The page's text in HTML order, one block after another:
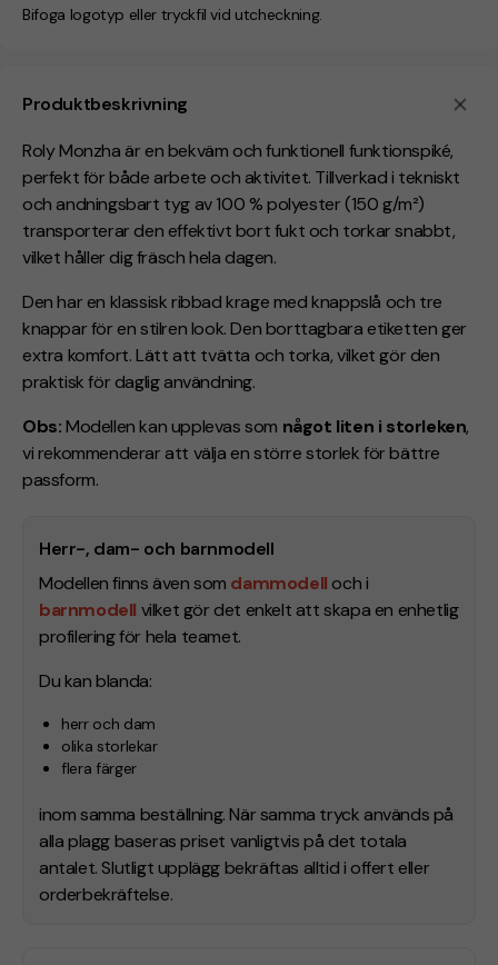
Produktbeskrivning
Roly Monzha är en bekväm och funktionell funktionspiké,
perfekt för både arbete och aktivitet. Tillverkad i tekniskt
och andningsbart tyg av 100 % polyester (150 g/m²)
transporterar den effektivt bort fukt och torkar snabbt,
vilket håller dig fräsch hela dagen.
Den har en klassisk ribbad krage med knappslå och tre
knappar för en stilren look. Den borttagbara etiketten ger
extra komfort. Lätt att tvätta och torka, vilket gör den
praktisk för daglig användning.
Obs:Modellen kan upplevas som något liten i storleken,
vi rekommenderar att välja en större storlek för bättre
passform.
Herr-, dam- och barnmodell
Modellen finns även som dammodell och i
barnmodell vilket gör det enkelt att skapa en enhetlig
profilering för hela teamet.
Du kan blanda:
herr och dam
olika storlekar
flera färger
inom samma beställning. När samma tryck används på
alla plagg baseras priset vanligtvis på det totala
antalet. Slutligt upplägg bekräftas alltid i offert eller
orderbekräftelse.
Bifoga logotyp eller tryckfil vid utcheckning.